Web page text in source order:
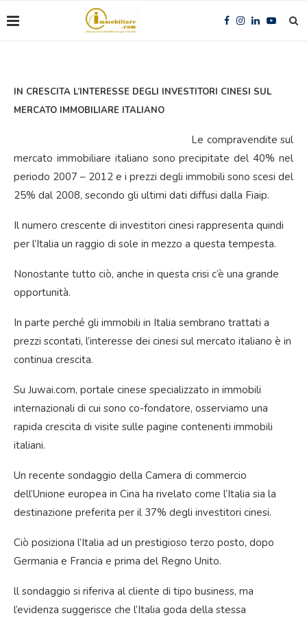
IN CRESCITA L’INTERESSE DEGLI INVESTITORI CINESI SUL
MERCATO IMMOBILIARE ITALIANO
Le compravendite sul
mercato immobiliare italiano sono precipitate del 40% nel
periodo 2007 – 2012 e i prezzi degli immobili sono scesi del
25% dal 2008, secondo gli ultimi dati diffusi dalla Fiaip.
Il numero crescente di investitori cinesi rappresenta quindi
per l’Italia un raggio di sole in mezzo a questa tempesta.
Nonostante tutto ciò, anche in questa crisi c’è una grande
opportunità.
In parte perché gli immobili in Italia sembrano trattati a
prezzi scontati, l’interesse dei cinesi sul mercato italiano è in
continua crescita.
Su Juwai.com, portale cinese specializzato in immobili
internazionali di cui sono co-fondatore, osserviamo una
rapida crescita di visite sulle pagine contenenti immobili
italiani.
Un recente sondaggio della Camera di commercio
dell’Unione europea in Cina ha rivelato come l’Italia sia la
destinazione preferita per il 37% degli investitori cinesi.
Ciò posiziona l’Italia ad un prestigioso terzo posto, dopo
Germania e Francia e prima del Regno Unito.
ll sondaggio si riferiva al cliente di tipo business, ma
l’evidenza suggerisce che l’Italia goda della stessa